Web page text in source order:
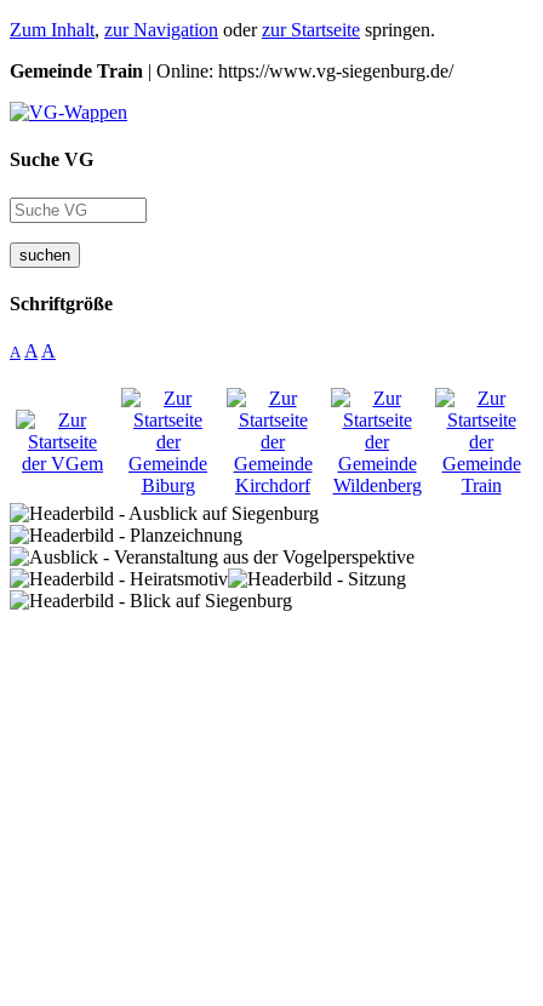
Zum Inhalt, zur Navigation oderzur Startseite springen.
Gemeinde Train | Online: https://www.vg-siegenburg.de/
Suche VG
suchen
Schriftgröße
A A A